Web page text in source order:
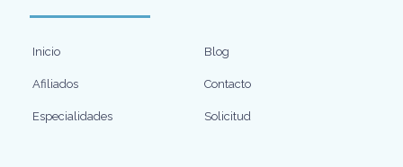
Inicio Blog
Afiliados Contacto
Especialidades Solicitud